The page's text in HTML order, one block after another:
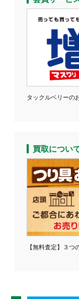
タックルベリーの
買取につい
【無料査定】３つ